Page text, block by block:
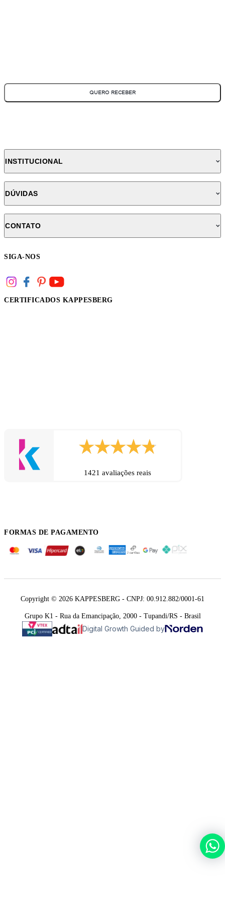
QUERO RECEBER
INSTITUCIONAL
DÚVIDAS
CONTATO
SIGA-NOS
CERTIFICADOS KAPPESBERG
1421 avaliações reais
FORMAS DE PAGAMENTO
Copyright © 2026 KAPPESBERG - CNPJ: 00.912.882/0001-61
Grupo K1 - Rua da Emancipação, 2000 - Tupandi/RS - Brasil
Digital Growth Guided by